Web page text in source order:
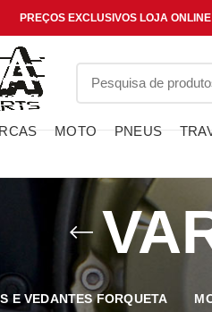
PREÇOS EXCLUSIVOS LOJA ONLINE
MOTO PNEUS
E VEDANTES FORQUETA